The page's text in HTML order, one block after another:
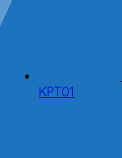
KPT01